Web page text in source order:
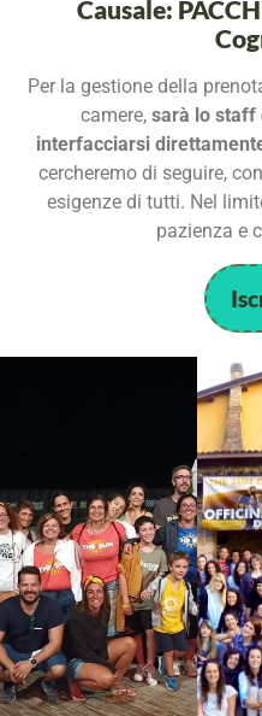
Causale:
Per la gestione della
camere, sarà lo staff
interfacciarsi
cercheremo di seguire,
esigenze di tutti. Nel
pazienza e